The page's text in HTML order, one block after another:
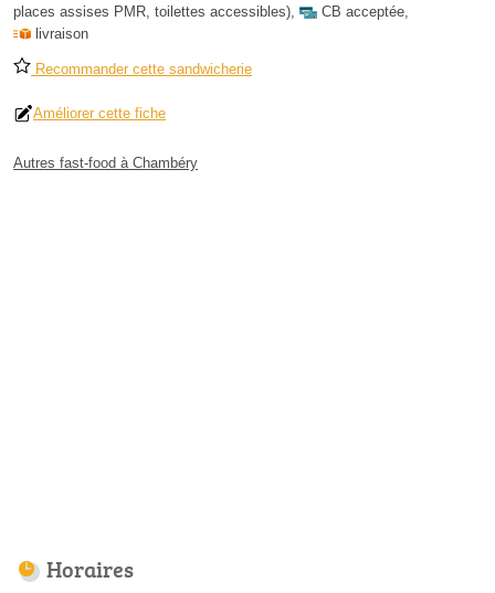
places assises PMR, toilettes accessibles), CB acceptée,
livraison
Recommander cette sandwicherie
Améliorer cette fiche
Autres fast-food à Chambéry
Horaires